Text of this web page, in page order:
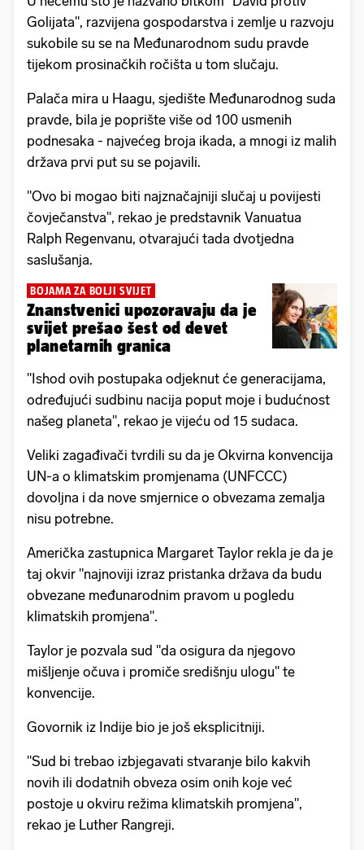
Golijata", razvijena gospodarstva i zemlje u razvoju
sukobile su se na Međunarodnom sudu pravde
tijekom prosinačkih ročišta u tom slučaju.
Palača mira u Haagu, sjedište Međunarodnog suda
pravde, bila je poprište više od 100 usmenih
podnesaka - najvećeg broja ikada, a mnogi iz malih
država prvi put su se pojavili.
"Ovo bi mogao biti najznačajniji slučaj u povijesti
čovječanstva", rekao je predstavnik Vanuatua
Ralph Regenvanu, otvarajući tada dvotjedna
saslušanja.
BOJAMA ZA BOLJI SVIJET
Znanstvenici upozoravaju da je
svijet prešao šest od devet
planetarnih granica
"Ishod ovih postupaka odjeknut će generacijama,
određujući sudbinu nacija poput moje i budućnost
našeg planeta", rekao je vijeću od 15 sudaca.
Veliki zagađivači tvrdili su da je Okvirna konvencija
UN-a o klimatskim promjenama (UNFCCC)
dovoljna i da nove smjernice o obvezama zemalja
nisu potrebne.
Američka zastupnica Margaret Taylor rekla je da je
taj okvir "najnoviji izraz pristanka država da budu
obvezane međunarodnim pravom u pogledu
klimatskih promjena".
Taylor je pozvala sud "da osigura da njegovo
mišljenje očuva i promiče središnju ulogu" te
konvencije.
Govornik iz Indije bio je još eksplicitniji.
"Sud bi trebao izbjegavati stvaranje bilo kakvih
novih ili dodatnih obveza osim onih koje već
postoje u okviru režima klimatskih promjena",
rekao je Luther Rangreji.